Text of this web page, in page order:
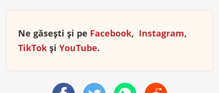
Ne găsești și pe Facebook, Instagram,
TikTok și YouTube.